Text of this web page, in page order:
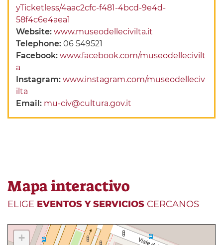
yTicketless/4aac2cfc-f481-4bcd-9e4d-
58f4c6e4aea1
Website:www.museodellecivilta.it
Telephone:06 549521
Facebook:www.facebook.com/museodellecivilt
a
Instagram:www.instagram.com/museodelleciv
ilta
Email: mu-civ@cultura.gov.it
Mapa interactivo
ELIGE EVENTOS Y SERVICIOS CERCANOS
+